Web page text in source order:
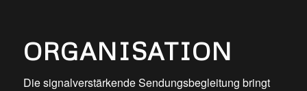
ORGANISATION
Die signalverstärkende Sendungsbegleitung bringt